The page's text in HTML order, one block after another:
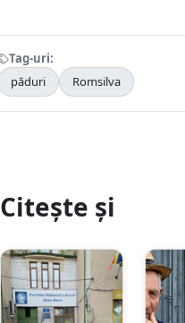
Tag-uri:
păduri
Romsilva
Citește și